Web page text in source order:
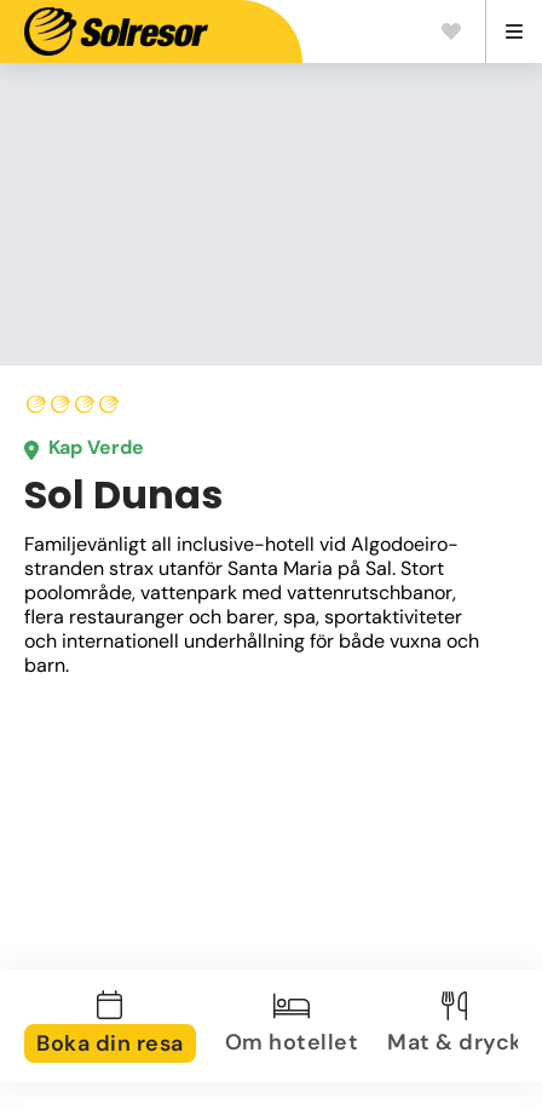
Kap Verde
Sol Dunas
Familjevänligt all inclusive-hotell vid Algodoeiro-
stranden strax utanför Santa Maria på Sal. Stort
poolområde, vattenpark med vattenrutschbanor,
flera restauranger och barer, spa, sportaktiviteter
och internationell underhållning för både vuxna och
barn.
Boka din resa Om hotellet Mat & dryck